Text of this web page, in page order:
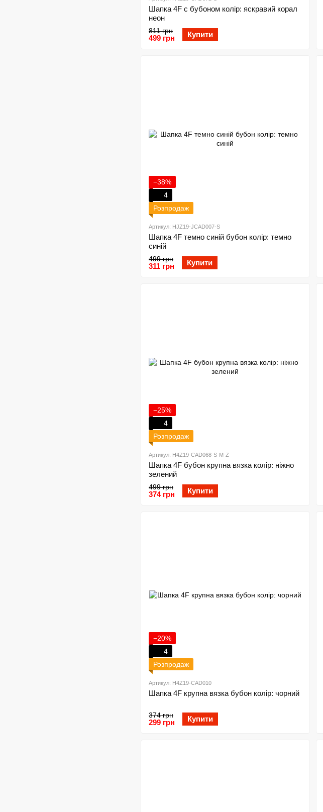
Шапка 4F с бубоном колір: яскравий корал
неон
811 грн
499 грн Купити
−38%
4
Розпродаж
Артикул: HJZ19-JCAD007-S
Шапка 4F темно синій бубон колір: темно
синій
499 грн
311 грн Купити
−25%
4
Розпродаж
Артикул: H4Z19-CAD068-S-M-Z
Шапка 4F бубон крупна вязка колір: ніжно
зелений
499 грн
374 грн Купити
−20%
4
Розпродаж
Артикул: H4Z19-CAD010
Шапка 4F крупна вязка бубон колір: чорний
374 грн
299 грн Купити